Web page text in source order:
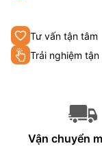
Tư vấn tận tâm
Trải nghiệm
Vận chuyển